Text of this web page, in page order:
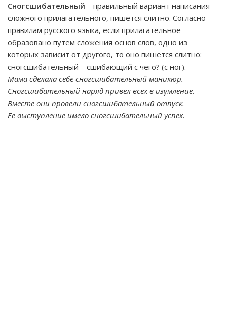
Сногсшибательный – правильный вариант написания
сложного прилагательного, пишется слитно. Согласно
правилам русского языка, если прилагательное
образовано путем сложения основ слов, одно из
которых зависит от другого, то оно пишется слитно:
сногсшибательный – сшибающий с чего? (с ног).
Мама сделала себе сногсшибательный маникюр.
Сногсшибательный наряд привел всех в изумление.
Вместе они провели сногсшибательный отпуск.
Ее выступление имело сногсшибательный успех.